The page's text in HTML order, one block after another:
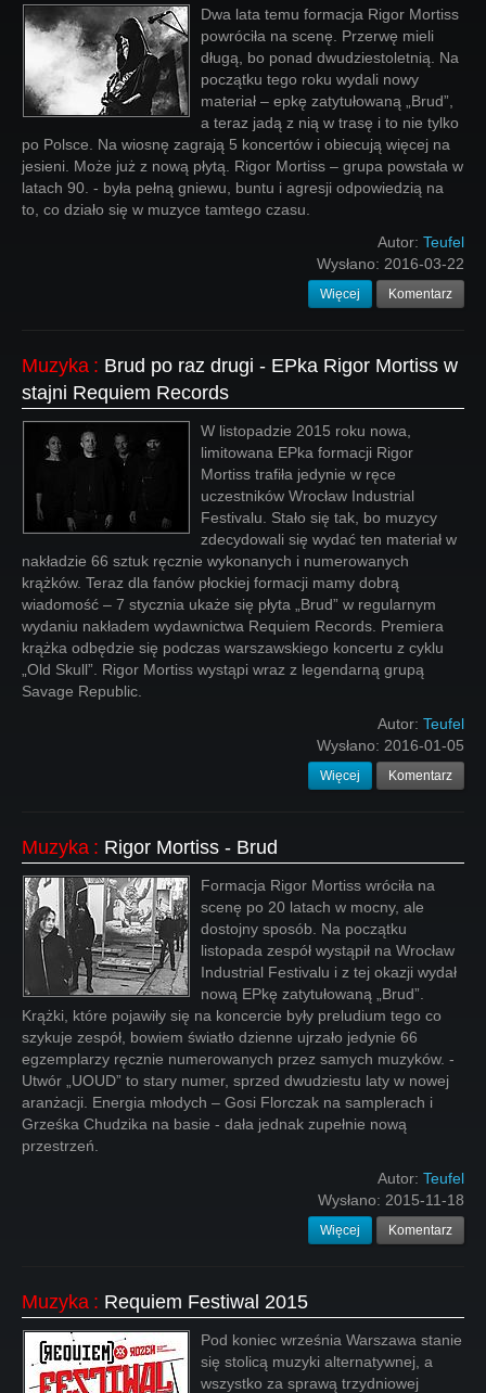
Dwa lata temu formacja Rigor Mortiss
powróciła na scenę. Przerwę mieli
długą, bo ponad dwudziestoletnią. Na
początku tego roku wydali nowy
materiał – epkę zatytułowaną „Brud”,
a teraz jadą z nią w trasę i to nie tylko
po Polsce. Na wiosnę zagrają 5 koncertów i obiecują więcej na
jesieni. Może już z nową płytą. Rigor Mortiss – grupa powstała w
latach 90. - była pełną gniewu, buntu i agresji odpowiedzią na
to, co działo się w muzyce tamtego czasu.
Autor: Teufel
Wysłano: 2016-03-22
Więcej Komentarz
Muzyka : Brud po raz drugi - EPka Rigor Mortiss w
stajni Requiem Records
W listopadzie 2015 roku nowa,
limitowana EPka formacji Rigor
Mortiss trafiła jedynie w ręce
uczestników Wrocław Industrial
Festivalu. Stało się tak, bo muzycy
zdecydowali się wydać ten materiał w
nakładzie 66 sztuk ręcznie wykonanych i numerowanych
krążków. Teraz dla fanów płockiej formacji mamy dobrą
wiadomość – 7 stycznia ukaże się płyta „Brud” w regularnym
wydaniu nakładem wydawnictwa Requiem Records. Premiera
krążka odbędzie się podczas warszawskiego koncertu z cyklu
„Old Skull”. Rigor Mortiss wystąpi wraz z legendarną grupą
Savage Republic.
Autor: Teufel
Wysłano: 2016-01-05
Więcej Komentarz
Muzyka : Rigor Mortiss - Brud
Formacja Rigor Mortiss wróciła na
scenę po 20 latach w mocny, ale
dostojny sposób. Na początku
listopada zespół wystąpił na Wrocław
Industrial Festivalu i z tej okazji wydał
nową EPkę zatytułowaną „Brud”.
Krążki, które pojawiły się na koncercie były preludium tego co
szykuje zespół, bowiem światło dzienne ujrzało jedynie 66
egzemplarzy ręcznie numerowanych przez samych muzyków. -
Utwór „UOUD” to stary numer, sprzed dwudziestu laty w nowej
aranżacji. Energia młodych – Gosi Florczak na samplerach i
Grześka Chudzika na basie - dała jednak zupełnie nową
przestrzeń.
Autor: Teufel
Wysłano: 2015-11-18
Więcej Komentarz
Muzyka : Requiem Festiwal 2015
Pod koniec września Warszawa stanie
się stolicą muzyki alternatywnej, a
wszystko za sprawą trzydniowej